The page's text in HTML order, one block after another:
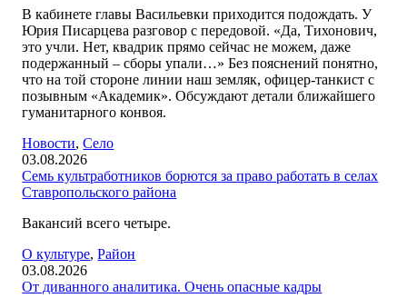
В кабинете главы Васильевки приходится подождать. У
Юрия Писарцева разговор с передовой. «Да, Тихонович,
это учли. Нет, квадрик прямо сейчас не можем, даже
подержанный – сборы упали…» Без пояснений понятно,
что на той стороне линии наш земляк, офицер-танкист с
позывным «Академик». Обсуждают детали ближайшего
гуманитарного конвоя.
Новости,Село
03.08.2026
Семь культработников борются за право работать в селах
Ставропольского района
Вакансий всего четыре.
О культуре,Район
03.08.2026
От диванного аналитика. Очень опасные кадры